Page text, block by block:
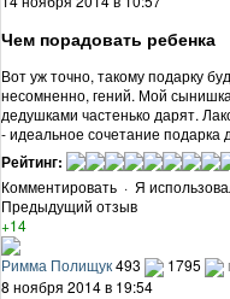
Чем порадовать ребенка
Вот уж точно, такому подарку
несомненно, гений. Мой
дедушками частенько дарят.
- идеальное сочетание
Рейтинг:
Комментировать · Я
Предыдущий отзыв
+14
Римма Полищук493 1795
8 ноября 2014 в 19:54